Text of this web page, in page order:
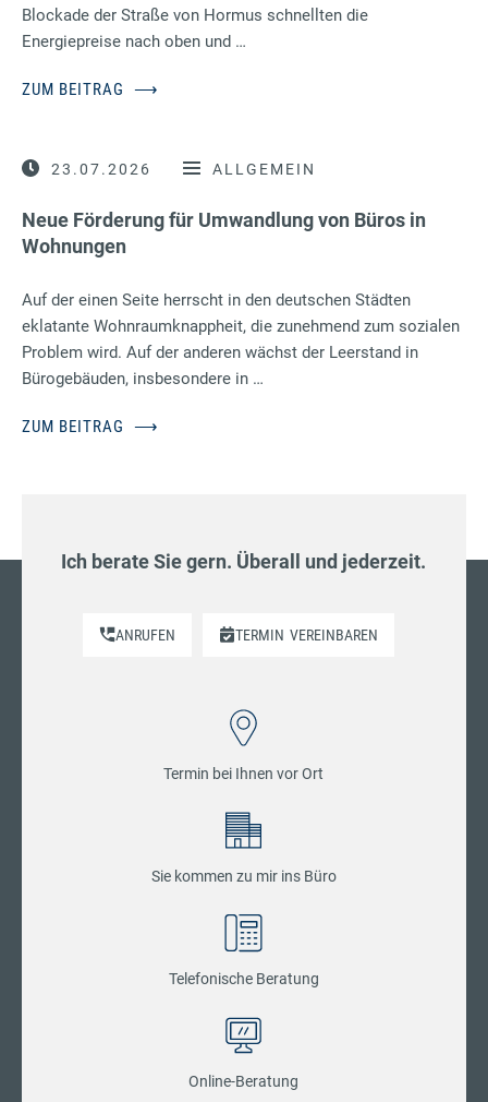
Blockade der Straße von Hormus schnellten die
Energiepreise nach oben und …
ZUM BEITRAG ⟶
23.07.2026 ALLGEMEIN
Neue Förderung für Umwandlung von Büros in
Wohnungen
Auf der einen Seite herrscht in den deutschen Städten
eklatante Wohnraumknappheit, die zunehmend zum sozialen
Problem wird. Auf der anderen wächst der Leerstand in
Bürogebäuden, insbesondere in …
ZUM BEITRAG ⟶
Ich berate Sie gern. Überall und jederzeit.
ANRUFEN TERMIN VEREINBAREN
Termin bei Ihnen vor Ort
Sie kommen zu mir ins Büro
Telefonische Beratung
Online-Beratung